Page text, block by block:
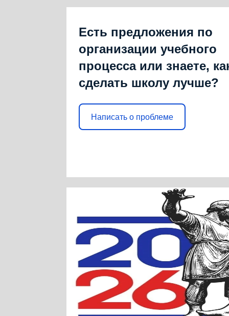
Есть предложения по
организации учебного
процесса или знаете,
сделать школу лучше?
Написать о проблеме